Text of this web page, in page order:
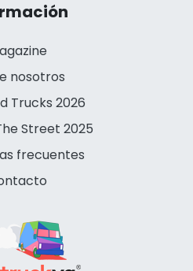
nosotros
Trucks 2026
Street 2025
frecuentes